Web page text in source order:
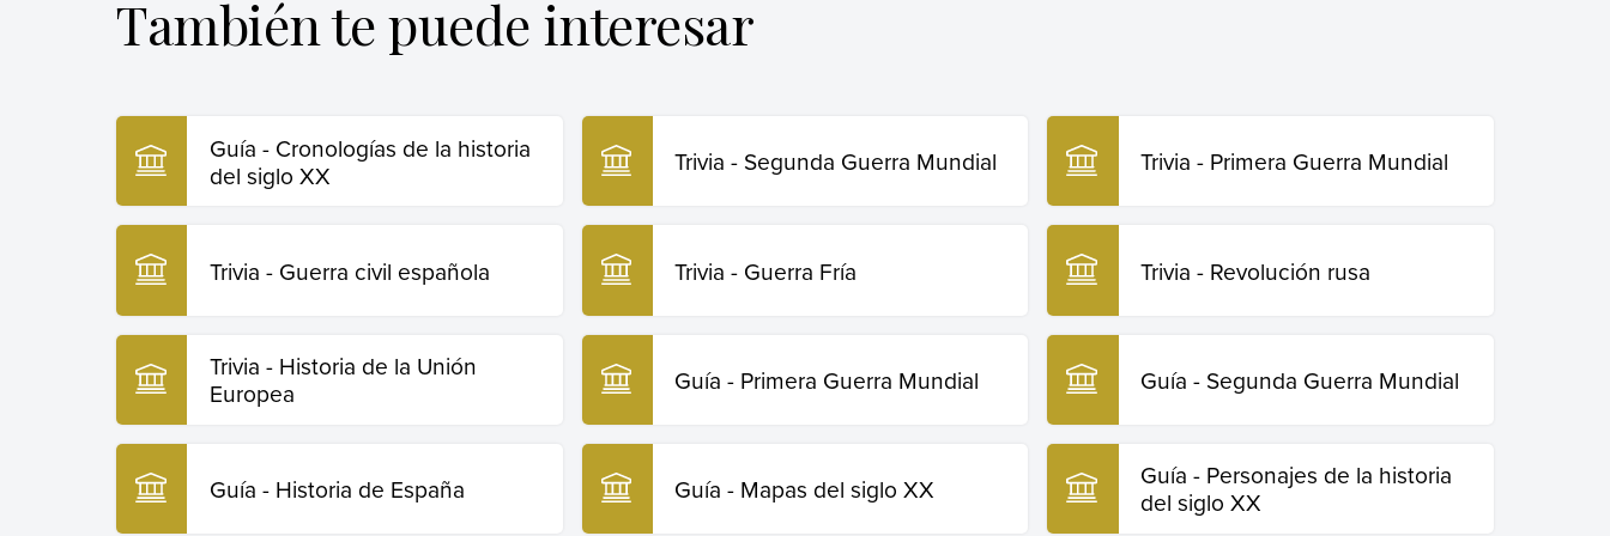
Copiar cita
También te puede interesar
Guía - Cronologías de la historia
del siglo XX
Trivia - Segunda Guerra Mundial Trivia - Primera Guerra Mundial
Trivia - Guerra civil española Trivia - Guerra Fría Trivia - Revolución rusa
Trivia - Historia de la Unión
Europea
Guía - Primera Guerra Mundial Guía - Segunda Guerra Mundial
Guía - Historia de España Guía - Mapas del siglo XX
Guía - Personajes de la historia
del siglo XX